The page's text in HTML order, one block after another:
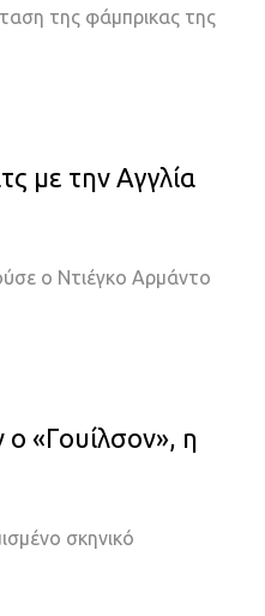
της φάμπρικας της
με την Αγγλία
ο Ντιέγκο Αρμάντο
«Γουίλσον», η
σκηνικό